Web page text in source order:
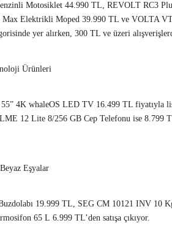
Motosiklet 44.990 TL, REVOLT RC3
Elektrikli Moped 39.990 TL ve VOLTA
yer alırken, 300 TL ve üzeri
Ürünleri
4K whaleOS LED TV 16.499 TL fiyatıyla
12 Lite 8/256 GB Cep Telefonu ise 8.799
Eşyalar
19.999 TL, SEG CM 10121 INV 10
65 L 6.999 TL’den satışa çıkıyor.